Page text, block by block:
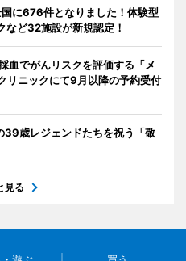
に676件となりました！体験型
ど32施設が新規認定！
血でがんリスクを評価する「メ
リニックにて9月以降の予約受付
39歳レジェンドたちを祝う「敬
見る